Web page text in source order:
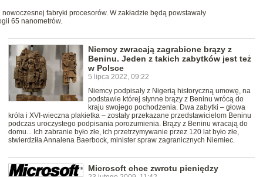
fabryki procesorów. W zakładzie będą powstawały
65 nanometrów.
Niemcy zwracają zagrabione brązy z
Beninu. Jeden z takich zabytków jest też
w Polsce
5 lipca 2022, 09:22
Niemcy podpisały z Nigerią historyczną umowę, na
podstawie której słynne brązy z Beninu wrócą do
kraju swojego pochodzenia. Dwa zabytki – głowa
króla i XVI-wieczna plakietka – zostały przekazane przedstawicielom Beninu
podczas uroczystego podpisania porozumienia. Brązy z Beninu wracają do
domu... Ich zabranie było złe, ich przetrzymywanie przez 120 lat było złe,
stwierdziła Annalena Baerbock, minister spraw zagranicznych Niemiec.
Microsoft chce zwrotu pieniędzy